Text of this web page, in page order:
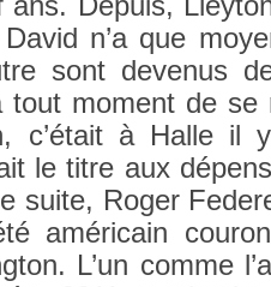
n’a que
sont de­venus
tout mo­ment de
c’était à Halle il
le titre aux
suite, Roger
américain
L’un comme